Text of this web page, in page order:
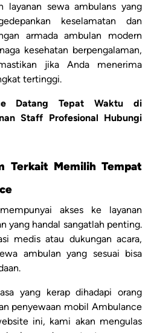
layanan sewa ambulans yang
keselamatan dan
armada ambulan modern
kesehatan berpengalaman,
jika Anda menerima
tertinggi.
Datang Tepat Waktu di
Staff Profesional Hubungi
Terkait Memilih Tempat
akses ke layanan
yang handal sangatlah penting.
medis atau dukungan acara,
ambulan yang sesuai bisa
yang kerap dihadapi orang
penyewaan mobil Ambulance
ini, kami akan mengulas